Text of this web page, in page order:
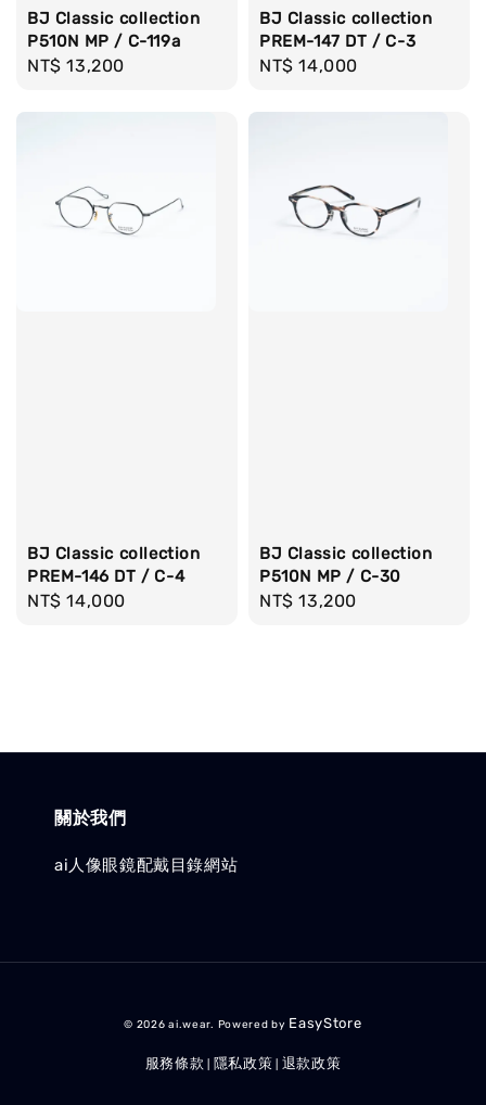
BJ Classic collection
P510N MP / C-119a
Regular
NT$ 13,200
BJ Classic collection
PREM-147 DT / C-3
Regular
NT$ 14,000
BJ Classic collection
PREM-146 DT / C-4
Regular
NT$ 14,000
BJ Classic collection
P510N MP / C-30
Regular
NT$ 13,200
關於我們
ai人像眼鏡配戴目錄網站
© 2026 ai.wear. Powered by EasyStore
服務條款 隱私政策 退款政策